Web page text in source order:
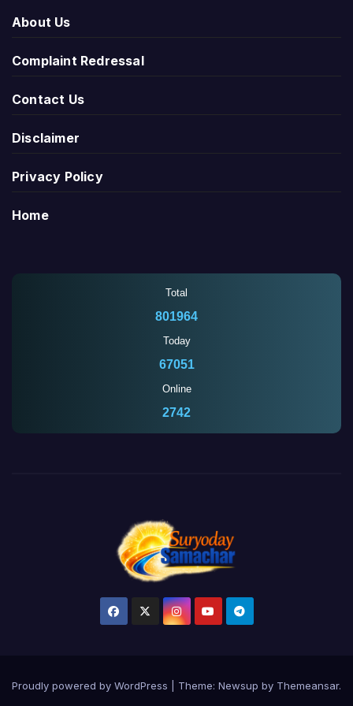
About Us
Complaint Redressal
Contact Us
Disclaimer
Privacy Policy
Home
Total
801964
Today
67051
Online
2742
Proudly powered by WordPress Theme: Newsup by Themeansar.